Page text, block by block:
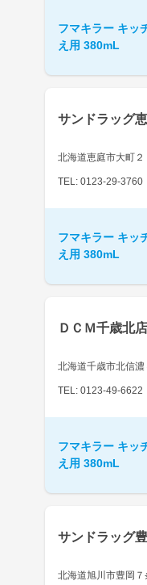
フマキラー キッ
え用 380mL
サンドラッグ
北海道恵庭市大町２
TEL: 0123-29-3760
フマキラー キッ
え用 380mL
ＤＣＭ千歳北店
北海道千歳市北信濃
TEL: 0123-49-6622
フマキラー キッ
え用 380mL
サンドラッグ
北海道旭川市豊岡７